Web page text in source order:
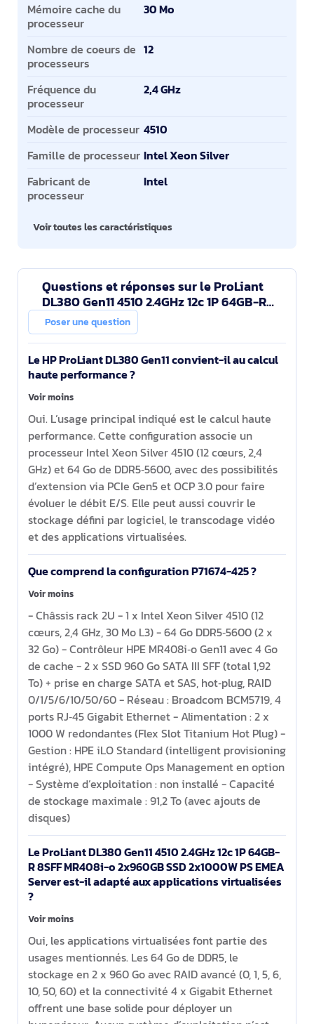
Mémoire cache du
processeur
30 Mo
Nombre de coeurs de
processeurs
12
Fréquence du
processeur
2,4 GHz
Modèle de processeur 4510
Famille de processeur Intel Xeon Silver
Fabricant de
processeur
Intel
Voir toutes les caractéristiques
Questions et réponses sur le ProLiant
DL380 Gen11 4510 2.4GHz 12c 1P 64GB-R
8SFF MR408i-o 2x960GB SSD 2x1000W
PS EMEA Server
Poser une question
Le HP ProLiant DL380 Gen11 convient-il au calcul
haute performance ?
Voir moins
Oui. L’usage principal indiqué est le calcul haute
performance. Cette configuration associe un
processeur Intel Xeon Silver 4510 (12 cœurs, 2,4
GHz) et 64 Go de DDR5‑5600, avec des possibilités
d’extension via PCIe Gen5 et OCP 3.0 pour faire
évoluer le débit E/S. Elle peut aussi couvrir le
stockage défini par logiciel, le transcodage vidéo
et des applications virtualisées.
Que comprend la configuration P71674-425 ?
Voir moins
- Châssis rack 2U - 1 x Intel Xeon Silver 4510 (12
cœurs, 2,4 GHz, 30 Mo L3) - 64 Go DDR5‑5600 (2 x
32 Go) - Contrôleur HPE MR408i‑o Gen11 avec 4 Go
de cache - 2 x SSD 960 Go SATA III SFF (total 1,92
To) + prise en charge SATA et SAS, hot‑plug, RAID
0/1/5/6/10/50/60 - Réseau : Broadcom BCM5719, 4
ports RJ‑45 Gigabit Ethernet - Alimentation : 2 x
1000 W redondantes (Flex Slot Titanium Hot Plug) -
Gestion : HPE iLO Standard (intelligent provisioning
intégré), HPE Compute Ops Management en option
- Système d’exploitation : non installé - Capacité
de stockage maximale : 91,2 To (avec ajouts de
disques)
Le ProLiant DL380 Gen11 4510 2.4GHz 12c 1P 64GB-
R 8SFF MR408i-o 2x960GB SSD 2x1000W PS EMEA
Server est-il adapté aux applications virtualisées
?
Voir moins
Oui, les applications virtualisées font partie des
usages mentionnés. Les 64 Go de DDR5, le
stockage en 2 x 960 Go avec RAID avancé (0, 1, 5, 6,
10, 50, 60) et la connectivité 4 x Gigabit Ethernet
offrent une base solide pour déployer un